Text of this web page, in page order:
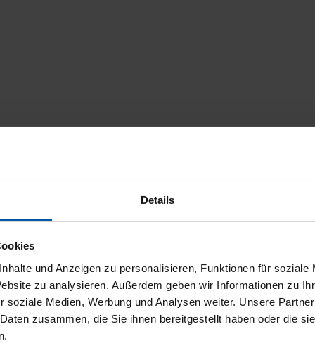
Details
und Anzeigen zu personalisieren, Funktionen für soziale
zu analysieren. Außerdem geben wir Informationen zu
soziale Medien, Werbung und Analysen weiter. Unsere
zusammen, die Sie ihnen bereitgestellt haben oder die